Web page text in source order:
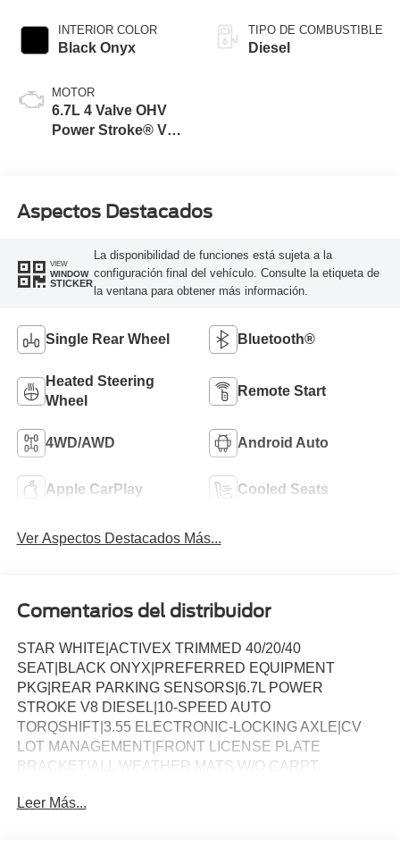
INTERIOR COLOR
Black Onyx
MOTOR
6.7L 4 Valve OHV
Power Stroke® V8
TIPO DE COMBUSTIBLE
Diesel
Aspectos Destacados
VIEW
WINDOW
STICKER
La disponibilidad de funciones está sujeta a la
configuración final del vehículo. Consulte la etiqueta de
la ventana para obtener más información.
Single Rear Wheel Bluetooth®
Heated Steering
Wheel
Remote Start
4WD/AWD Android Auto
Apple CarPlay Cooled Seats
Ver Aspectos Destacados Más...
Comentarios del distribuidor
STAR WHITE|ACTIVEX TRIMMED 40/20/40
SEAT|BLACK ONYX|PREFERRED EQUIPMENT
PKG|REAR PARKING SENSORS|6.7L POWER
STROKE V8 DIESEL|10-SPEED AUTO
TORQSHIFT|3.55 ELECTRONIC-LOCKING AXLE|CV
LOT MANAGEMENT|FRONT LICENSE PLATE
BRACKET|ALL WEATHER MATS W/O CARPT
ROAD PACKAGE|ENGINE BLOCK HEATER|50 STATE
Leer Más...